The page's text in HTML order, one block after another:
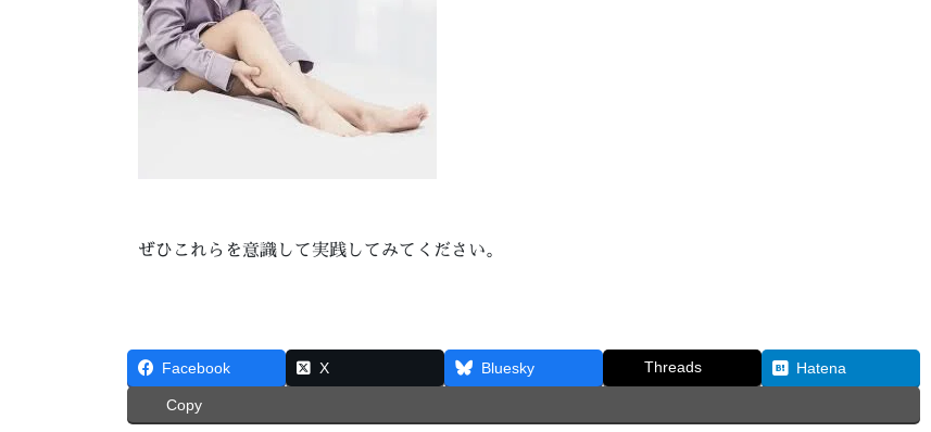
ぜひこれらを意識して実践してみてください。
Facebook X Bluesky Threads Hatena
Copy